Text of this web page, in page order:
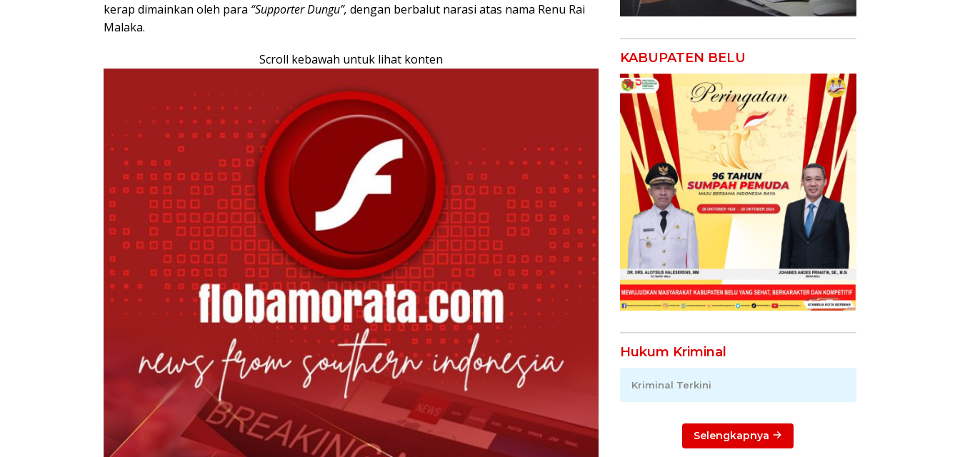
kerap dimainkan oleh para “Supporter Dungu”, dengan berbalut narasi atas nama Renu Rai
Malaka.
Scroll kebawah untuk lihat konten KABUPATEN BELU
Hukum Kriminal
Kriminal Terkini
Selengkapnya